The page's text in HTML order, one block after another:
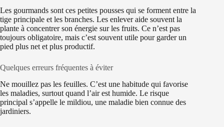
Les gourmands sont ces petites pousses qui se forment entre la
tige principale et les branches. Les enlever aide souvent la
plante à concentrer son énergie sur les fruits. Ce n’est pas
toujours obligatoire, mais c’est souvent utile pour garder un
pied plus net et plus productif.
Quelques erreurs fréquentes à éviter
Ne mouillez pas les feuilles. C’est une habitude qui favorise
les maladies, surtout quand l’air est humide. Le risque
principal s’appelle le mildiou, une maladie bien connue des
jardiniers.